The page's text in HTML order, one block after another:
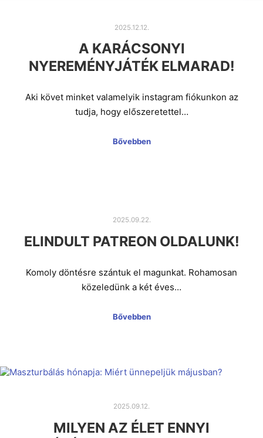
2025.12.12.
A KARÁCSONYI
NYEREMÉNYJÁTÉK ELMARAD!
Aki követ minket valamelyik instagram fiókunkon az
tudja, hogy előszeretettel…
Bővebben
2025.09.22.
ELINDULT PATREON OLDALUNK!
Komoly döntésre szántuk el magunkat. Rohamosan
közeledünk a két éves…
Bővebben
2025.09.12.
MILYEN AZ ÉLET ENNYI